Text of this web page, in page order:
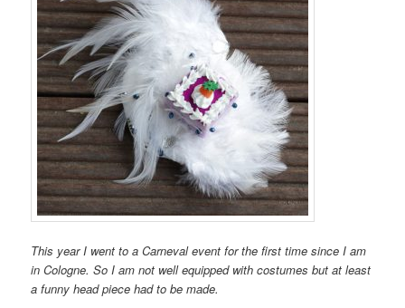
This year I went to a Carneval event for the first time since I am
in Cologne. So I am not well equipped with costumes but at least
a funny head piece had to be made.